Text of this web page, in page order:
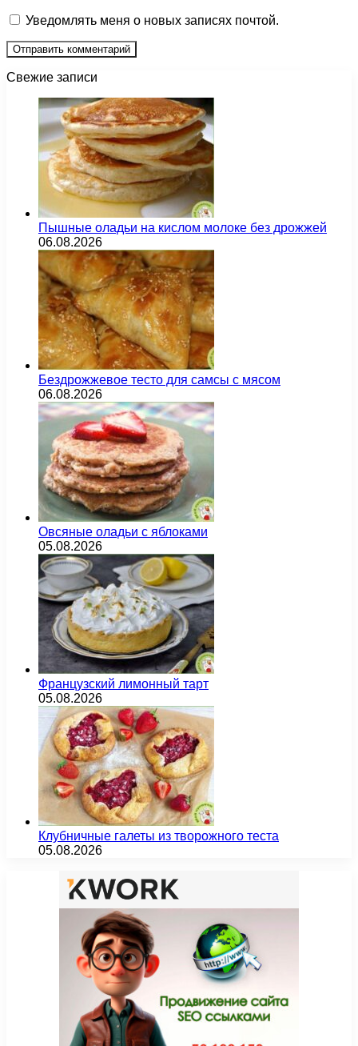
Уведомлять меня о новых записях почтой.
Свежие записи
Пышные оладьи на кислом молоке без дрожжей
06.08.2026
Бездрожжевое тесто для самсы с мясом
06.08.2026
Овсяные оладьи с яблоками
05.08.2026
Французский лимонный тарт
05.08.2026
Клубничные галеты из творожного теста
05.08.2026